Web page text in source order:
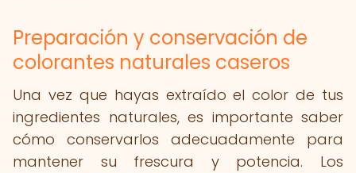
Preparación y conservación de
colorantes naturales caseros
Una vez que hayas extraído el color de tus
ingredientes naturales, es importante saber
cómo conservarlos adecuadamente para
mantener su frescura y potencia. Los